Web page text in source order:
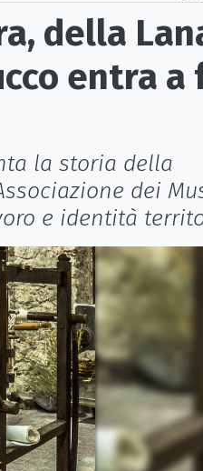
della
entra a
la storia della
dei
e identità